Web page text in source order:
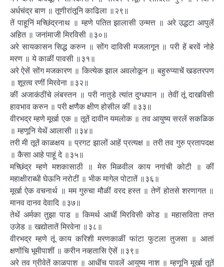
अर्धचंद्र बाण ॥ तूणीरांतूनि काढिला ॥२९॥
तें पाहूनिं मच्छिंद्रनाथ ॥ म्हणे पतित झालासी उन्मत्त ॥ अरे उद्धटा आपुलें
अहित ॥ जनांमाजी मिरविसी ॥३०॥
अरे सायकासन सिद्ध करुन ॥ सोंग दाविसी मजलागून ॥ परी हें बरवें नोहे
मरण ॥ ये काळीं पावसी ॥३१॥
अरे ऐसें सोंग मजकारण ॥ कित्येक झाल अवलोकून ॥ बहुरुप्याचें खडतरपण
॥ शूरत्व रणीं मिरवेना ॥३२॥
कीं अजाकंठींचे लंबस्तन ॥ परी नातुडे त्यांत दुग्धपान ॥ तेवीं तूं दाखविसी
हावभाव करुन ॥ परी क्षणैक क्षीण होसील कीं ॥३३॥
वीरभद्र म्हणे मूर्खा एक ॥ तूतें दावीन यमलोक ॥ तव आयुष्य सरलें सकळिक
॥ म्हणूनि येथें आलासी ॥३४॥
तरी मी तूतें काळक्षय ॥ प्रगट झालों आहें प्रत्यक्ष ॥ तरी तव गुरु प्रतापदक्ष
॥ कैसा आहे पाहूं दे ॥३५॥
मच्छिंद्र म्हणे मशकासाठी ॥ मेरु मिळवील काय नगांची कोटी ॥ कीं
महाक्षीराब्धी घेऊनि नरोटीं ॥ भीक मागेल पोटातें ॥३६॥
मूर्खा ऐक वचनार्थ ॥ मम गुरुचा मौळीं वरद हस्त ॥ तेणें होतसे शरणागत ॥
मानव दानव देवादि ॥३७॥
तेथें अर्मका तुझा पाड ॥ किमर्थ आधीं मिरविसी कोड ॥ महासविता तप्त
उजेड ॥ खद्योतातें मिरवेना ॥३८॥
वीरभद्र म्हणे तूं काय करिशी मरणकाळीं फांटा फुटला तुजसा ॥ आतां
क्षणोंचि भूमीपाशीं ॥ करीन नव्हतासि ऐसें ॥३९॥
अरे तव ग्रीवेतें काळपाश ॥ आधींच पावलें आयुष्य नाश ॥ म्हणूनि मूर्खा तूतें